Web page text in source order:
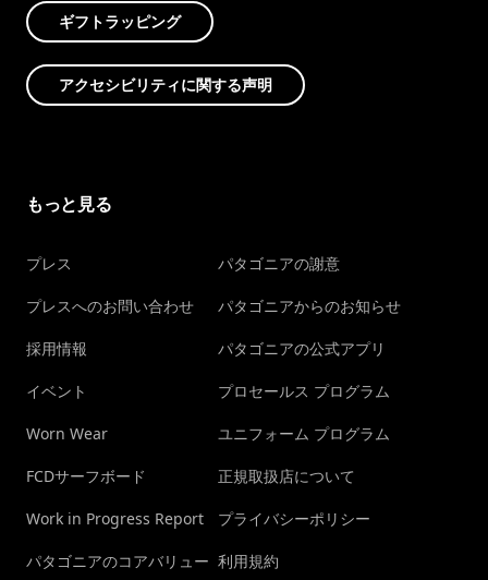
ギフトラッピング
アクセシビリティに関する声明
もっと見る
プレス
プレスへのお問い合わせ
採用情報
イベント
Worn Wear
FCDサーフボード
Work in Progress Report
パタゴニアのコアバリュー
パタゴニアの謝意
パタゴニアからのお知らせ
パタゴニアの公式アプリ
プロセールス プログラム
ユニフォーム プログラム
正規取扱店について
プライバシーポリシー
利用規約